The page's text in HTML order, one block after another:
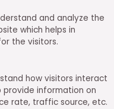
and analyze the
which helps in
the visitors.
how visitors interact
provide information on
rate, traffic source, etc.